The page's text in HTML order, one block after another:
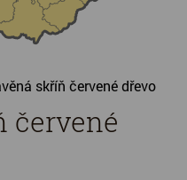
skříň červené dřevo
červené